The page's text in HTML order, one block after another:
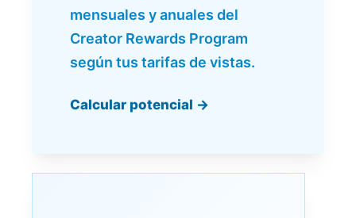
mensuales y anuales del
Creator Rewards Program
según tus tarifas de vistas.
Calcular potencial →